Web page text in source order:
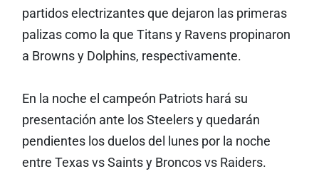
partidos electrizantes que dejaron las primeras
palizas como la que Titans y Ravens propinaron
a Browns y Dolphins, respectivamente.
En la noche el campeón Patriots hará su
presentación ante los Steelers y quedarán
pendientes los duelos del lunes por la noche
entre Texas vs Saints y Broncos vs Raiders.